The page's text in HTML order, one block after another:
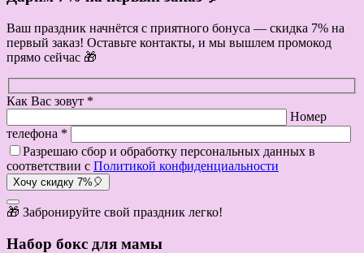
Ваш праздник начнётся с приятного бонуса — скидка 7% на
первый заказ! Оставьте контакты, и мы вышлем промокод
прямо сейчас 🎁
Как Вас зовут *
Номер
телефона *
Разрешаю сбор и обработку персональных данных в
соответствии с Политикой конфиденциальности
Хочу скидку 7%🎈
🎁 Забронируйте свой праздник легко!
Набор бокс для мамы